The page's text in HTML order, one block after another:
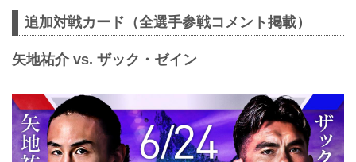
RIZIN.43チケット付き北海道ツアーの一
般申込みがスタートするぞ！
券、宿泊に加え、限定パスやTシャツなど
ーの参加が決まっている前夜祭やアフタ
ーパーティーなどイベント参加権などが
付いてくるぞ！
超お得な北海道ツアーは限定140名のみ予
約可能となっている！気になる方はお早
追加対戦カード（全選手参戦コメント掲載）
矢地祐介 vs. ザック・ゼイン